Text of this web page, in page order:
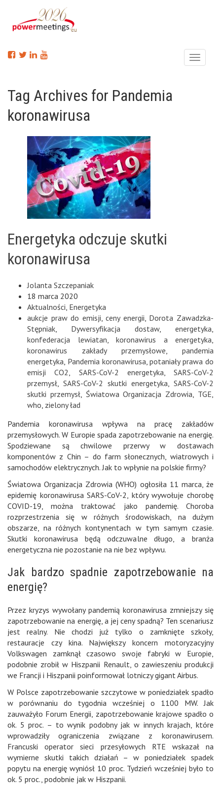
Menu
Tag Archives for Pandemia
koronawirusa
Energetyka odczuje skutki
koronawirusa
Jolanta Szczepaniak
18 marca 2020
Aktualności Energetyka
aukcje praw do emisji ,ceny energii Dorota Zawadzka-
Stępniak
Dywersyfikacja dostaw, energetyka
konfederacja lewiatan
koronawirus a energetyka
koronawirus zakłady przemysłowe
pandemia
energetyka Pandemia koronawirusa ,potaniały prawa do
emisji CO2
SARS-CoV-2 energetyka
SARS-CoV-2
przemysł SARS-CoV-2 skutki energetyka
SARS-CoV-2
skutki przemysł, Światowa Organizacja Zdrowia TGE
who zielony ład
Pandemia koronawirusa wpływa na pracę zakładów
przemysłowych. W Europie spada zapotrzebowanie na energię.
Spodziewane są chwilowe przerwy w dostawach
komponentów z Chin – do farm słonecznych, wiatrowych i
samochodów elektrycznych. Jak to wpłynie na polskie firmy?
Światowa Organizacja Zdrowia (WHO) ogłosiła 11 marca, że
epidemię koronawirusa SARS-CoV-2, który wywołuje chorobę
COVID-19, można traktować jako pandemię. Choroba
rozprzestrzenia się w różnych środowiskach, na dużym
obszarze, na różnych kontynentach w tym samym czasie.
Skutki koronawirusa będą odczuwalne długo, a branża
energetyczna nie pozostanie na nie bez wpływu.
Jak bardzo spadnie zapotrzebowanie na
energię?
Przez kryzys wywołany pandemią koronawirusa zmniejszy się
zapotrzebowanie na energię, a jej ceny spadną? Ten scenariusz
jest realny. Nie chodzi już tylko o zamknięte szkoły,
restauracje czy kina. Największy koncern motoryzacyjny
Volkswagen zamknął czasowo swoje fabryki w Europie,
podobnie zrobił w Hiszpanii Renault, o zawieszeniu produkcji
we Francji i Hiszpanii poinformował lotniczy gigant Airbus.
W Polsce zapotrzebowanie szczytowe w poniedziałek spadło
w porównaniu do tygodnia wcześniej o 1100 MW. Jak
zauważyło Forum Energii, zapotrzebowanie krajowe spadło o
ok. 5 proc. – to wynik podobny jak w innych krajach, które
wprowadziły ograniczenia związane z koronawirusem.
Francuski operator sieci przesyłowych RTE wskazał na
wymierne skutki takich działań – w poniedziałek spadek
popytu na energię wyniósł 10 proc. Tydzień wcześniej było to
ok. 5 proc., podobnie jak w Hiszpanii.